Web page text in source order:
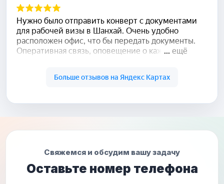
Свяжемся и обсудим вашу задачу
Оставьте номер телефона